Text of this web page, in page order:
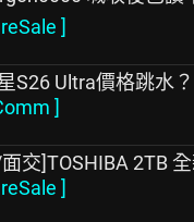
]
S26 Ultra價格跳水？
]
交]TOSHIBA 2TB
]